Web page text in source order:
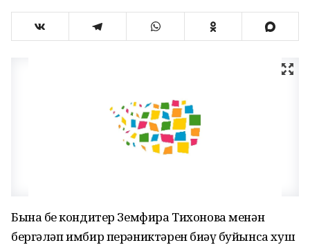
Бына беҙ кондитер Земфира Тихонова менән
бергәләп имбир перәниктәрен биҙәү буйынса хуш